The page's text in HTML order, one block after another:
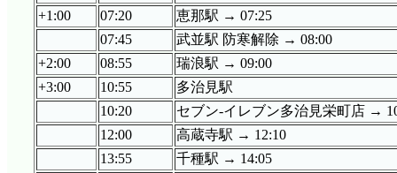
+1:00
07:20
恵那駅 → 07:25
07:45
武並駅 防寒解除 → 08:00
+2:00
08:55
瑞浪駅 → 09:00
+3:00
10:55
多治見駅
10:20
セブン-イレブン多治見栄町店 →
12:00
高蔵寺駅 → 12:10
13:55
千種駅 → 14:05